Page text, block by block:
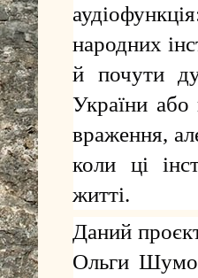
народних
й почути
України
враження,
коли ці
житті.
Даний
Ольги